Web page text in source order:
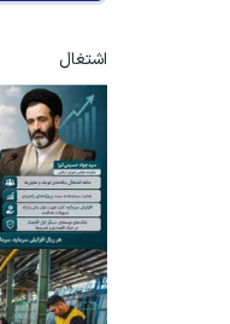
اشتغال